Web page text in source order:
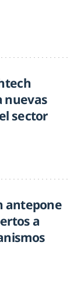
nuevas
sector
antepone
a